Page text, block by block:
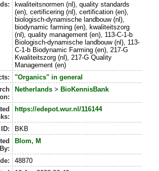
kwaliteitsnormen (nl), quality standards
(en), certificering (nl), certification (en),
biologisch-dynamische landbouw (nl),
biodynamic farming (en), kwaliteitszorg
(nl), quality management (en), 113-C-1-b
Biologisch-dynamische landbouw (nl), 113-
C-1-b Biodynamic Farming (en), 217-G
Kwaliteitszorg (nl), 217-G Quality
Management (en)
"Organics" in general
Netherlands> BioKennisBank
https://edepot.wur.nl/116144
BKB
By:
Blom, M
48870